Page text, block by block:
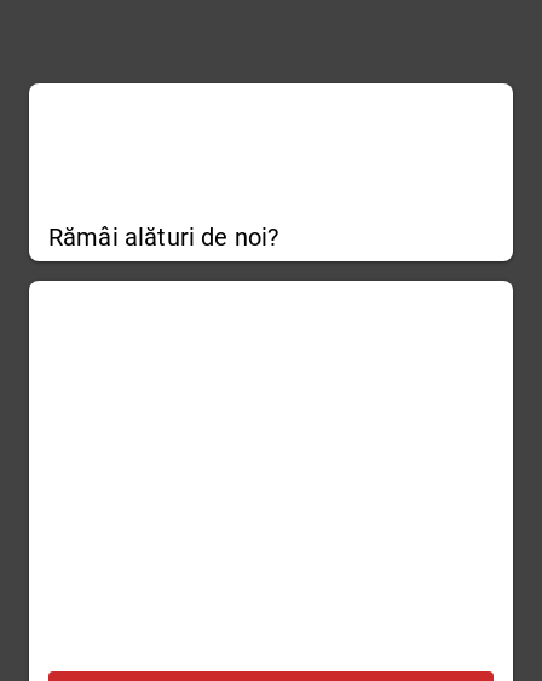
Rămâi alături de noi?